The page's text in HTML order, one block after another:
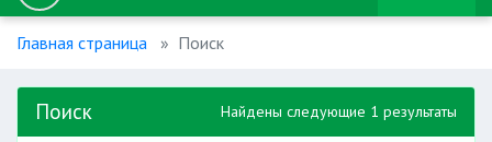
Главная страница Поиск
Поиск Найдены следующие 1 результаты